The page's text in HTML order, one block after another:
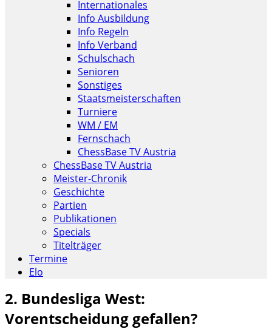
Internationales
Info Ausbildung
Info Regeln
Info Verband
Schulschach
Senioren
Sonstiges
Staatsmeisterschaften
Turniere
WM / EM
Fernschach
ChessBase TV Austria
ChessBase TV Austria
Meister-Chronik
Geschichte
Partien
Publikationen
Specials
Titelträger
Termine
Elo
2. Bundesliga West:
Vorentscheidung gefallen?